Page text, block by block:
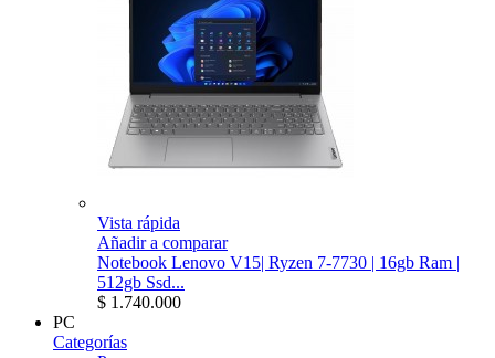
Vista rápida
Añadir a comparar
Notebook Lenovo V15| Ryzen 7-7730 | 16gb Ram |
512gb Ssd...
$ 1.740.000
PC
Categorías